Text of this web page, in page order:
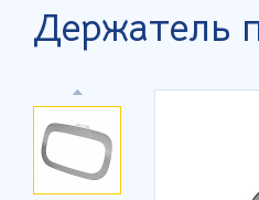
Держатель